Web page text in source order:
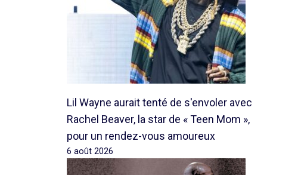
Lil Wayne aurait tenté de s'envoler avec
Rachel Beaver, la star de « Teen Mom »,
pour un rendez-vous amoureux
6 août 2026